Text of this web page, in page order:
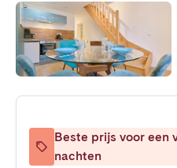
Beste prijs voor een
nachten